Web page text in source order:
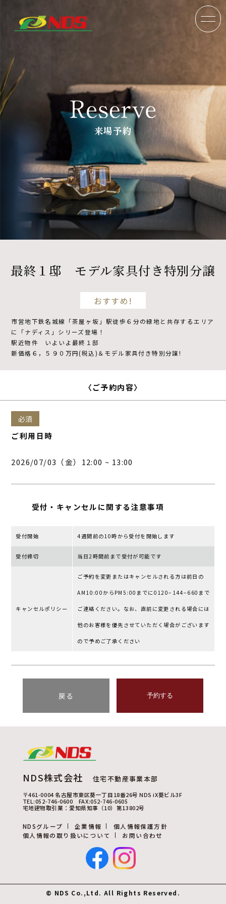
分譲戸建
分譲マンション
資料請求 来場予約
来場予約
最終１邸 モデル家具付き特別分譲
おすすめ!
市営地下鉄名城線「茶屋ヶ坂」駅徒歩６分の緑地と共存するエリア
に「ナディス」シリーズ登場！
駅近物件 いよいよ最終１邸
新価格６，５９０万円(税込)＆モデル家具付き特別分譲!
〈ご予約内容〉
必須
ご利用日時
2026/07/03（金）12:00 ~ 13:00
受付・キャンセルに関する注意事項
受付開始 4週間前の10時から受付を開始します
受付締切 当日2時間前まで受付が可能です
キャンセルポリシー
ご予約を変更またはキャンセルされる⽅は前⽇の
AM10:00からPM5:00までに0120−144−660まで
ご連絡ください。なお、直前に変更される場合には
他のお客様を優先させていただく場合がございます
ので予めご了承ください
戻る 予約する
NDS株式会社 住宅不動産事業本部
〒461-0004 名古屋市東区葵一丁目18番26号 NDS iX葵ビル3F
TEL:052-746-0600 FAX:052-746-0605
宅地建物取引業：愛知県知事（10）第13802号
NDSグループ 企業情報
個人情報保護方針
個人情報の取り扱いについて
お問い合わせ
© NDS Co.,Ltd. All Rights Reserved.